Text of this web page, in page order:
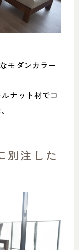
モダンカラー
ナット材でコ
別注した